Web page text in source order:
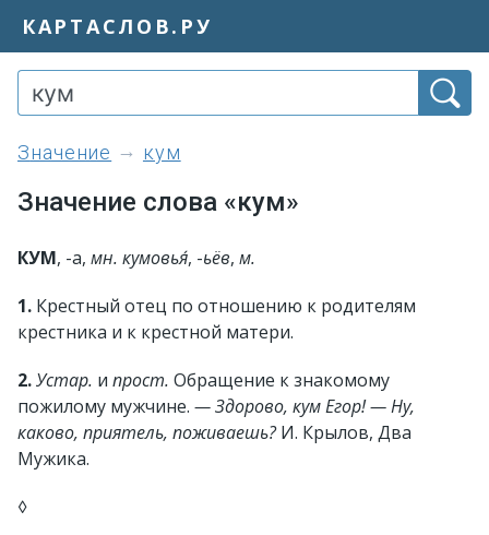
КАРТАСЛОВ.РУ
значение кум
Значение слова «кум»
КУМ, -а, мн. кумовья́, -ьёв, м.
1. Крестный отец по отношению к родителям
крестника и к крестной матери.
2.Устар. и прост. Обращение к знакомому
пожилому мужчине. — Здорово, кум Егор! — Ну,
каково, приятель, поживаешь?И. Крылов, Два
Мужика.
◊